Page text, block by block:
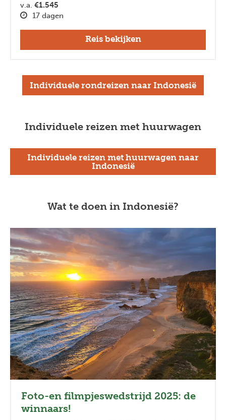
v.a. €1.545
17 dagen
Reis bekijken
Individuele rondreizen naar Indonesië
Individuele reizen met huurwagen
Individuele reizen met huurwagen naar
Indonesië
Wat te doen in Indonesië?
Foto-en filmpjeswedstrijd 2025: de
winnaars!